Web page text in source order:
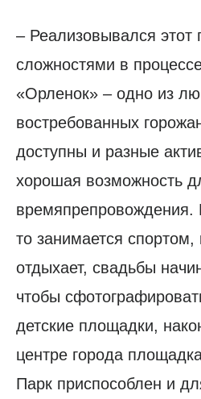
– Реализовывался этот
сложностями в
«Орленок» – одно из
востребованных
доступны и разные
хорошая возможность
времяпрепровождения.
то занимается спортом,
отдыхает, свадьбы
чтобы
детские площадки,
центре города
Парк приспособлен и